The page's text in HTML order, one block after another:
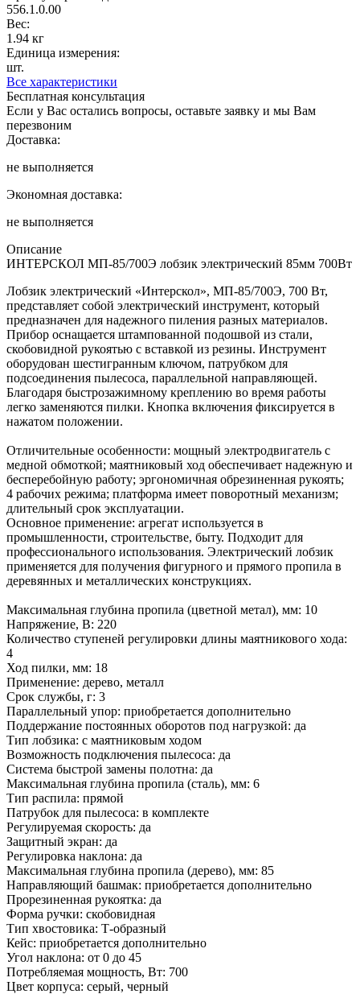
556.1.0.00
Вес:
1.94 кг
Единица измерения:
шт.
Все характеристики
Бесплатная консультация
Если у Вас остались вопросы, оставьте заявку и мы Вам
перезвоним
Доставка:
не выполняется
Экономная доставка:
не выполняется
Описание
ИНТЕРСКОЛ МП-85/700Э лобзик электрический 85мм 700Вт
Лобзик электрический «Интерскол», МП-85/700Э, 700 Вт,
представляет собой электрический инструмент, который
предназначен для надежного пиления разных материалов.
Прибор оснащается штампованной подошвой из стали,
скобовидной рукоятью с вставкой из резины. Инструмент
оборудован шестигранным ключом, патрубком для
подсоединения пылесоса, параллельной направляющей.
Благодаря быстрозажимному креплению во время работы
легко заменяются пилки. Кнопка включения фиксируется в
нажатом положении.
Отличительные особенности: мощный электродвигатель с
медной обмоткой; маятниковый ход обеспечивает надежную и
бесперебойную работу; эргономичная обрезиненная рукоять;
4 рабочих режима; платформа имеет поворотный механизм;
длительный срок эксплуатации.
Основное применение: агрегат используется в
промышленности, строительстве, быту. Подходит для
профессионального использования. Электрический лобзик
применяется для получения фигурного и прямого пропила в
деревянных и металлических конструкциях.
Максимальная глубина пропила (цветной метал), мм: 10
Напряжение, В: 220
Количество ступеней регулировки длины маятникового хода:
4
Ход пилки, мм: 18
Применение: дерево, металл
Срок службы, г: 3
Параллельный упор: приобретается дополнительно
Поддержание постоянных оборотов под нагрузкой: да
Тип лобзика: с маятниковым ходом
Возможность подключения пылесоса: да
Система быстрой замены полотна: да
Максимальная глубина пропила (сталь), мм: 6
Тип распила: прямой
Патрубок для пылесоса: в комплекте
Регулируемая скорость: да
Защитный экран: да
Регулировка наклона: да
Максимальная глубина пропила (дерево), мм: 85
Направляющий башмак: приобретается дополнительно
Прорезиненная рукоятка: да
Форма ручки: скобовидная
Тип хвостовика: Т-образный
Кейс: приобретается дополнительно
Угол наклона: от 0 до 45
Потребляемая мощность, Вт: 700
Цвет корпуса: серый, черный